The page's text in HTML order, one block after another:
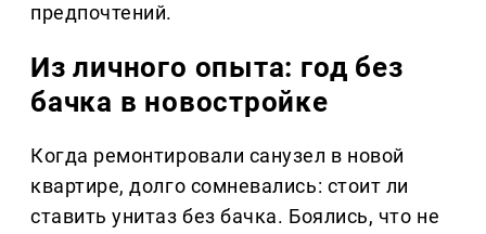
предпочтений.
Из личного опыта: год без
бачка в новостройке
Когда ремонтировали санузел в новой
квартире, долго сомневались: стоит ли
ставить унитаз без бачка. Боялись, что не